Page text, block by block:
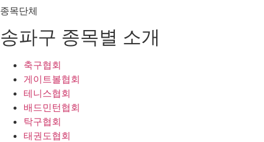
종목단체
송파구 종목별 소개
축구협회
게이트볼협회
테니스협회
배드민턴협회
탁구협회
태권도협회